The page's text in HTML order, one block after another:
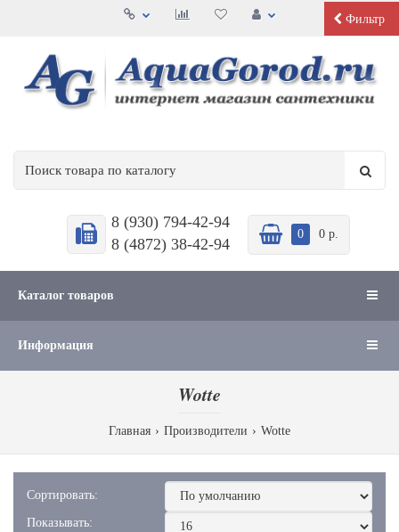
Фильтр
8 (930) 794-42-94
8 (4872) 38-42-94
0 0 р.
Каталог товаров
Информация
Wotte
Главная Производители Wotte
Сортировать:
Показывать: